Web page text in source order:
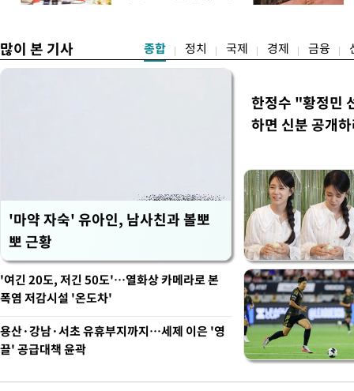
많이 본 기사 종합 정치 국제 경제 금융
'마약 자숙' 유아인, 남사친과 볼뽀
뽀 근황
한정수 "황정민
하면 신분 공개
'여긴 20도, 저긴 50도'…열화상 카메라로 본
폭염 저감시설 '온도차'
용산·강남·서초 유휴부지까지…세제 이은 '영
끌' 공급대책 윤곽